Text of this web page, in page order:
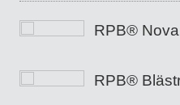
RPB®
RPB®